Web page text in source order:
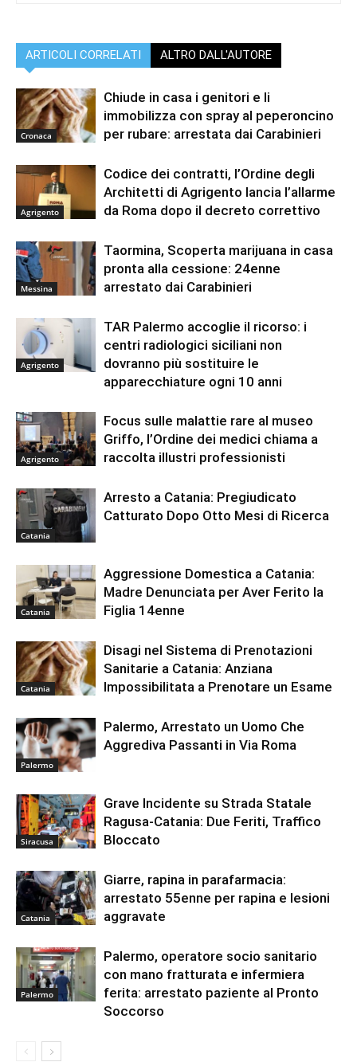
ARTICOLI CORRELATI ALTRO DALL'AUTORE
Cronaca
Chiude in casa i genitori e li
immobilizza con spray al peperoncino
per rubare: arrestata dai Carabinieri
Agrigento
Codice dei contratti, l’Ordine degli
Architetti di Agrigento lancia l’allarme
da Roma dopo il decreto correttivo
Messina
Taormina, Scoperta marijuana in casa
pronta alla cessione: 24enne
arrestato dai Carabinieri
Agrigento
TAR Palermo accoglie il ricorso: i
centri radiologici siciliani non
dovranno più sostituire le
apparecchiature ogni 10 anni
Agrigento
Focus sulle malattie rare al museo
Griffo, l’Ordine dei medici chiama a
raccolta illustri professionisti
Catania
Arresto a Catania: Pregiudicato
Catturato Dopo Otto Mesi di Ricerca
Catania
Aggressione Domestica a Catania:
Madre Denunciata per Aver Ferito la
Figlia 14enne
Catania
Disagi nel Sistema di Prenotazioni
Sanitarie a Catania: Anziana
Impossibilitata a Prenotare un Esame
Palermo
Palermo, Arrestato un Uomo Che
Aggrediva Passanti in Via Roma
Siracusa
Grave Incidente su Strada Statale
Ragusa-Catania: Due Feriti, Traffico
Bloccato
Catania
Giarre, rapina in parafarmacia:
arrestato 55enne per rapina e lesioni
aggravate
Palermo
Palermo, operatore socio sanitario
con mano fratturata e infermiera
ferita: arrestato paziente al Pronto
Soccorso